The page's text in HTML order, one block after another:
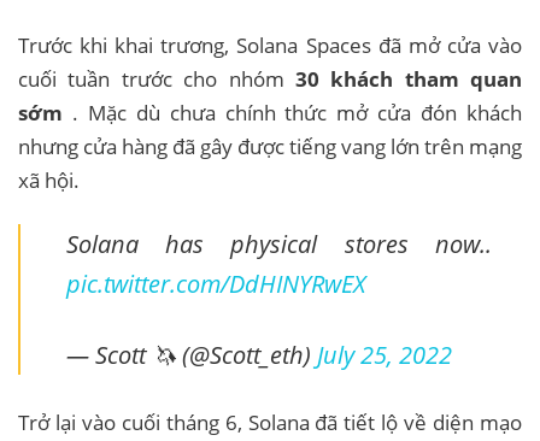
Trước khi khai trương, Solana Spaces đã mở cửa vào
cuối tuần trước cho nhóm 30 khách tham quan
sớm . Mặc dù chưa chính thức mở cửa đón khách
nhưng cửa hàng đã gây được tiếng vang lớn trên mạng
xã hội.
Solana has physical stores now..
pic.twitter.com/DdHINYRwEX
— Scott 🦄 (@Scott_eth) July 25, 2022
Trở lại vào cuối tháng 6, Solana đã tiết lộ về diện mạo